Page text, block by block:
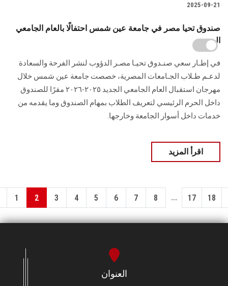
2025-09-21
صندوق تحيا مصر في جامعة عين شمس احتفالًا بالعام الجامعي
الجديد
في إطـار سعي صنـدوق تحيـا مصـر الدؤوب لنشر الفرحة والسعادة
لدعـم طـلاب الجـامعات المصرية، خصصت جامعة عين شمس خلال
مهرجان استقبال العام الجامعي الجديد ٢٠٢٥-٢٠٢٦ مقرًا للصندوق
داخل الحرم الرئيسي لتعريف الطلاب بمهام الصندوق وما يقدمه من
خدمات داخل أسوار الجامعة وخارجها.
اقرأ المزيد
1 2 3 4 5 6 7 8 ... 17 18
العنوان